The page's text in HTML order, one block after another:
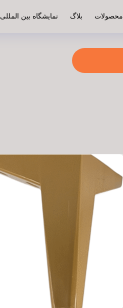
محصولات بلاگ نمایشگاه بین المللی